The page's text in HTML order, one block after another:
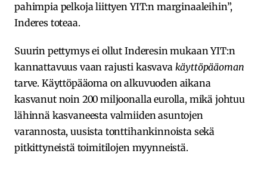
pahimpia pelkoja liittyen YIT:n marginaaleihin”,
Inderes toteaa.
Suurin pettymys ei ollut Inderesin mukaan YIT:n
kannattavuus vaan rajusti kasvava käyttöpääoman
tarve. Käyttöpääoma on alkuvuoden aikana
kasvanut noin 200 miljoonalla eurolla, mikä johtuu
lähinnä kasvaneesta valmiiden asuntojen
varannosta, uusista tonttihankinnoista sekä
pitkittyneistä toimitilojen myynneistä.